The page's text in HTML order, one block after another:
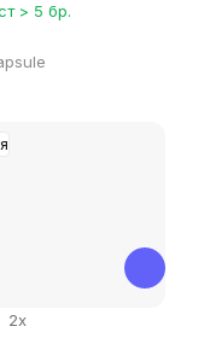
> 5 бр.
2x